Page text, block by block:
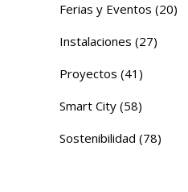
Ferias y Eventos (20)
Instalaciones (27)
Proyectos (41)
Smart City (58)
Sostenibilidad (78)